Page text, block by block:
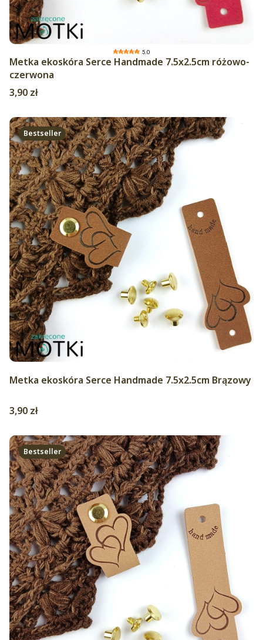
5.0
Metka ekoskóra Serce Handmade 7.5x2.5cm różowo-
czerwona
Cena
3,90 zł
Bestseller
Metka ekoskóra Serce Handmade 7.5x2.5cm Brązowy
Cena
3,90 zł
Bestseller